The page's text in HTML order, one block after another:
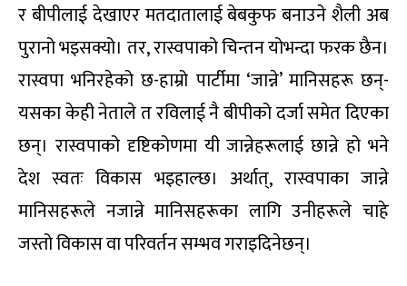
र बीपीलाई देखाएर मतदातालाई बेबकुफ बनाउने शैली अब
पुरानो भइसक्यो। तर, रास्वपाको चिन्तन योभन्दा फरक छैन।
रास्वपा भनिरहेको छ-हाम्रो पार्टीमा ‘जान्ने’ मानिसहरू छन्-
यसका केही नेताले त रविलाई नै बीपीको दर्जा समेत दिएका
छन्। रास्वपाको दृष्टिकोणमा यी जान्नेहरूलाई छान्ने हो भने
देश स्वतः विकास भइहाल्छ। अर्थात्, रास्वपाका जान्ने
मानिसहरूले नजान्ने मानिसहरूका लागि उनीहरूले चाहे
जस्तो विकास वा परिवर्तन सम्भव गराइदिनेछन्।